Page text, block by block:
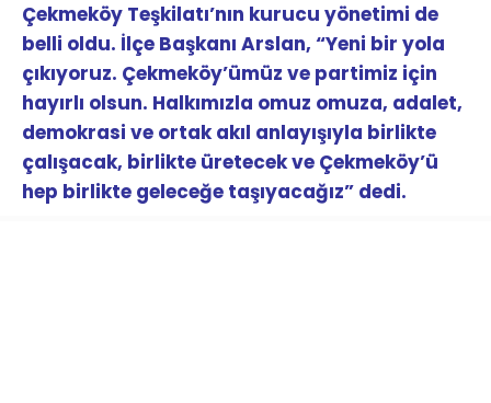
Çekmeköy Teşkilatı’nın kurucu yönetimi de
belli oldu. İlçe Başkanı Arslan, “Yeni bir yola
çıkıyoruz. Çekmeköy’ümüz ve partimiz için
hayırlı olsun. Halkımızla omuz omuza, adalet,
demokrasi ve ortak akıl anlayışıyla birlikte
çalışacak, birlikte üretecek ve Çekmeköy’ü
hep birlikte geleceğe taşıyacağız” dedi.